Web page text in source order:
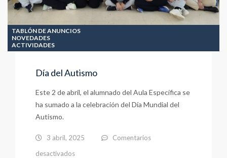
TABLÓN DE ANUNCIOS
NOVEDADES
ACTIVIDADES
Día del Autismo
Este 2 de abril, el alumnado del Aula Específica se
ha sumado a la celebración del Día Mundial del
Autismo.
3 abril, 2025
Comentarios
desactivados